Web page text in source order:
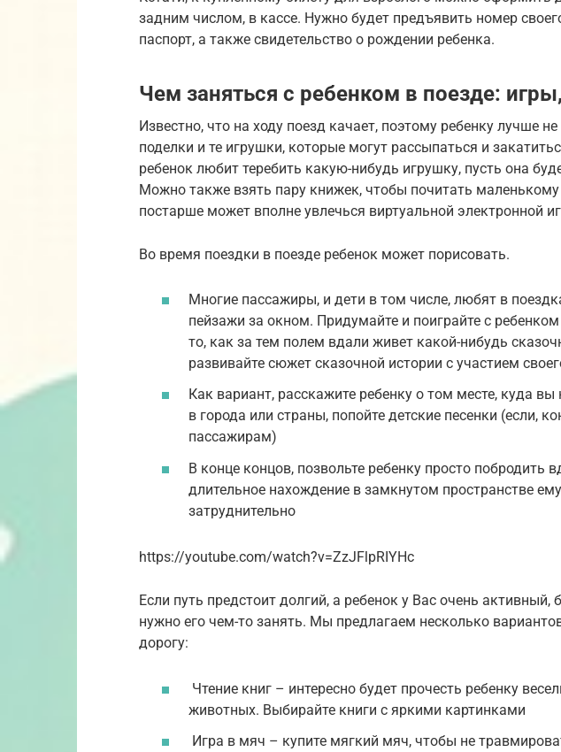
задним числом, в кассе. Нужно будет предъявить номер
паспорт, а также свидетельство о рождении ребенка.
Чем заняться с ребенком в поезде:
Известно, что на ходу поезд качает, поэтому ребенку лучше
поделки и те игрушки, которые могут рассыпаться и
ребенок любит теребить какую-нибудь игрушку, пусть она
Можно также взять пару книжек, чтобы почитать маленькому
постарше может вполне увлечься виртуальной электронной
Во время поездки в поезде ребенок может порисовать.
Многие пассажиры, и дети в том числе, любят в
пейзажи за окном. Придумайте и поиграйте с
то, как за тем полем вдали живет какой-нибудь
развивайте сюжет сказочной истории с участием
Как вариант, расскажите ребенку о том месте, куда вы
в города или страны, попойте детские песенки (если,
пассажирам)
В конце концов, позвольте ребенку просто побродить
длительное нахождение в замкнутом пространстве
затруднительно
https://youtube.com/watch?v=ZzJFlpRIYHc
Если путь предстоит долгий, а ребенок у Вас очень активный,
нужно его чем-то занять. Мы предлагаем несколько
дорогу:
Чтение книг – интересно будет прочесть ребенку
животных. Выбирайте книги с яркими картинками
Игра в мяч – купите мягкий мяч, чтобы не